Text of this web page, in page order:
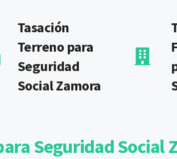
Tasación
Terreno para
Seguridad
Social Zamora
Seguridad Social